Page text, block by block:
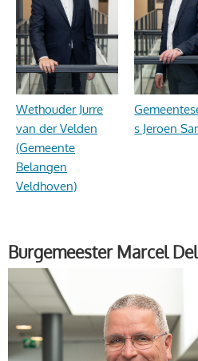
Wethouder Jurre
van der Velden
(Gemeente
Belangen
Veldhoven)
s Jeroen
Burgemeester Marcel